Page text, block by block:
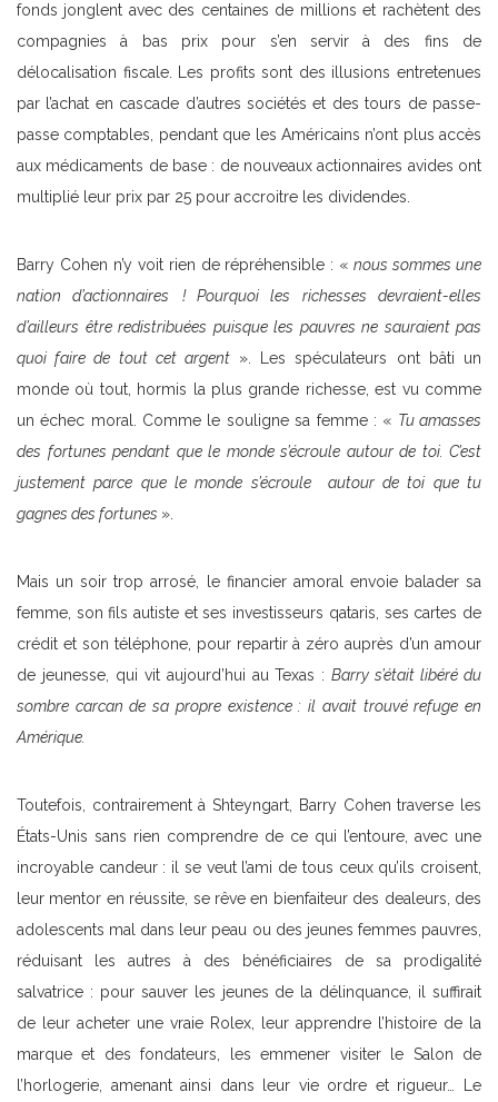
fonds jonglent avec des centaines de millions et rachètent des
compagnies à bas prix pour s’en servir à des fins de
délocalisation fiscale. Les profits sont des illusions entretenues
par l’achat en cascade d’autres sociétés et des tours de passe-
passe comptables, pendant que les Américains n’ont plus accès
aux médicaments de base : de nouveaux actionnaires avides ont
multiplié leur prix par 25 pour accroitre les dividendes.
Barry Cohen n’y voit rien de répréhensible : «nous sommes une
nation d’actionnaires
! Pourquoi les richesses devraient-elles
d’ailleurs être redistribuées puisque les pauvres ne sauraient pas
quoi faire de tout cet argent». Les spéculateurs ont bâti un
monde où tout, hormis la plus grande richesse, est vu comme
un échec moral. Comme le souligne sa femme : « Tu amasses
des fortunes pendant que le monde s’écroule autour de toi. C’est
justement parce que le monde s’écroule autour de toi que tu
gagnes des fortunes ».
Mais un soir trop arrosé, le financier amoral envoie balader sa
femme, son fils autiste et ses investisseurs qataris, ses cartes de
crédit et son téléphone, pour repartir à zéro auprès d’un amour
de jeunesse, qui vit aujourd’hui au Texas :Barry s’était libéré du
sombre carcan de sa propre existence : il avait trouvé refuge en
Amérique.
Toutefois, contrairement à Shteyngart, Barry Cohen traverse les
États-Unis sans rien comprendre de ce qui l’entoure, avec une
incroyable candeur : il se veut l’ami de tous ceux qu’ils croisent,
leur mentor en réussite, se rêve en bienfaiteur des dealeurs, des
adolescents mal dans leur peau ou des jeunes femmes pauvres,
réduisant les autres à des bénéficiaires de sa prodigalité
salvatrice : pour sauver les jeunes de la délinquance, il suffirait
de leur acheter une vraie Rolex, leur apprendre l’histoire de la
marque et des fondateurs, les emmener visiter le Salon de
l’horlogerie, amenant ainsi dans leur vie ordre et rigueur… Le